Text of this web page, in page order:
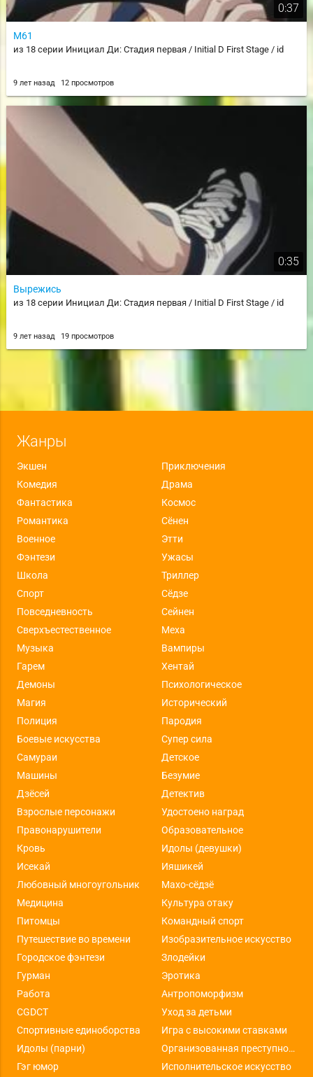
0:37
М61
из 18 серии Инициал Ди: Стадия первая / Initial D First Stage / id
9 лет назад 12 просмотров
0:35
Вырежись
из 18 серии Инициал Ди: Стадия первая / Initial D First Stage / id
9 лет назад 19 просмотров
Жанры
Экшен
Приключения
Комедия
Драма
Фантастика
Космос
Романтика
Сёнен
Военное
Этти
Фэнтези
Ужасы
Школа
Триллер
Спорт
Сёдзе
Повседневность
Сейнен
Сверхъестественное
Меха
Музыка
Вампиры
Гарем
Хентай
Демоны
Психологическое
Магия
Исторический
Полиция
Пародия
Боевые искусства
Супер сила
Самураи
Детское
Машины
Безумие
Дзёсей
Детектив
Взрослые персонажи
Удостоено наград
Правонарушители
Образовательное
Кровь
Идолы (девушки)
Исекай
Ияшикей
Любовный многоугольник
Махо-сёдзё
Медицина
Культура отаку
Питомцы
Командный спорт
Путешествие во времени
Изобразительное искусство
Городское фэнтези
Злодейки
Гурман
Эротика
Работа
Антропоморфизм
CGDCT
Уход за детьми
Спортивные единоборства
Игра с высокими ставками
Идолы (парни)
Организованная преступность
Гэг юмор
Исполнительское искусство